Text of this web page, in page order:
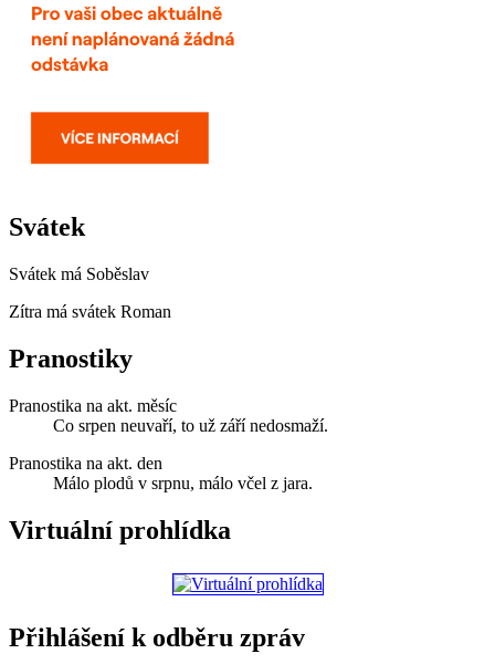
Svátek
Svátek má Soběslav
Zítra má svátek Roman
Pranostiky
Pranostika na akt. měsíc
Co srpen neuvaří, to už září nedosmaží.
Pranostika na akt. den
Málo plodů v srpnu, málo včel z jara.
Virtuální prohlídka
Přihlášení k odběru zpráv